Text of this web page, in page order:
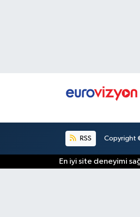
RSS Copyright
En iyi site deneyimi